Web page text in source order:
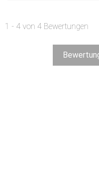
1 - 4 von 4 Bewertungen